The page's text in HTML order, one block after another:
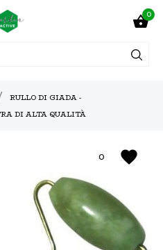
0
RULLO DI GIADA -
DI ALTA QUALITÀ
favorite
0